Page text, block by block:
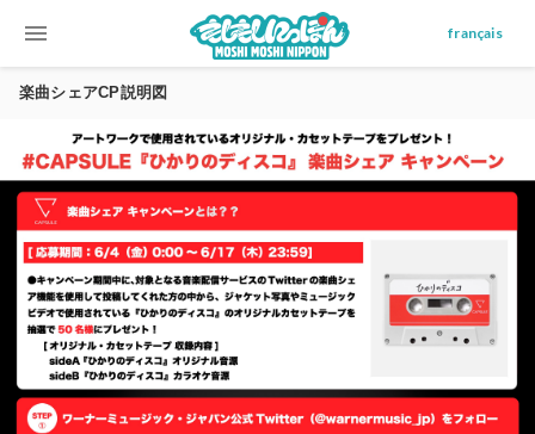
menu français
楽曲シェアCP説明図